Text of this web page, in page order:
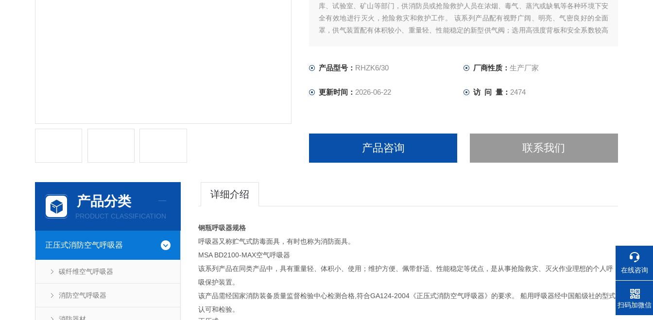
库、试验室、矿山等部门，供消防员或抢险救护人员在浓烟、毒气、蒸汽或缺氧等各种环境下安
全有效地进行灭火，抢险救灾和救护工作。 该系列产品配有视野广阔、明亮、气密良好的全面
罩，供气装置配有体积较小、重量轻、性能稳定的新型供气阀；选用高强度背板和安全系数较高
产品型号： RHZK6/30 厂商性质： 生产厂家
更新时间： 2026-06-22 访 问 量： 2474
产品咨询 联系我们
产品分类
PRODUCT CLASSIFICATION
正压式消防空气呼吸器
碳纤维空气呼吸器
消防空气呼吸器
详细介绍
钢瓶呼吸器规格
呼吸器又称贮气式防毒面具，有时也称为消防面具。
MSA BD2100-MAX空气呼吸器
该系列产品在同类产品中，具有重量轻、体积小、使用；维护方便、佩带舒适、性能稳定等优点，是从事抢险救灾、灭火作业理想的个人呼
吸保护装置。
该产品需经国家消防装备质量监督检验中心检测合格,符合GA124-2004《正压式消防空气呼吸器》的要求。 船用呼吸器经中国船级社的型式
认可和检验。
在线咨询
电话
扫码加微信